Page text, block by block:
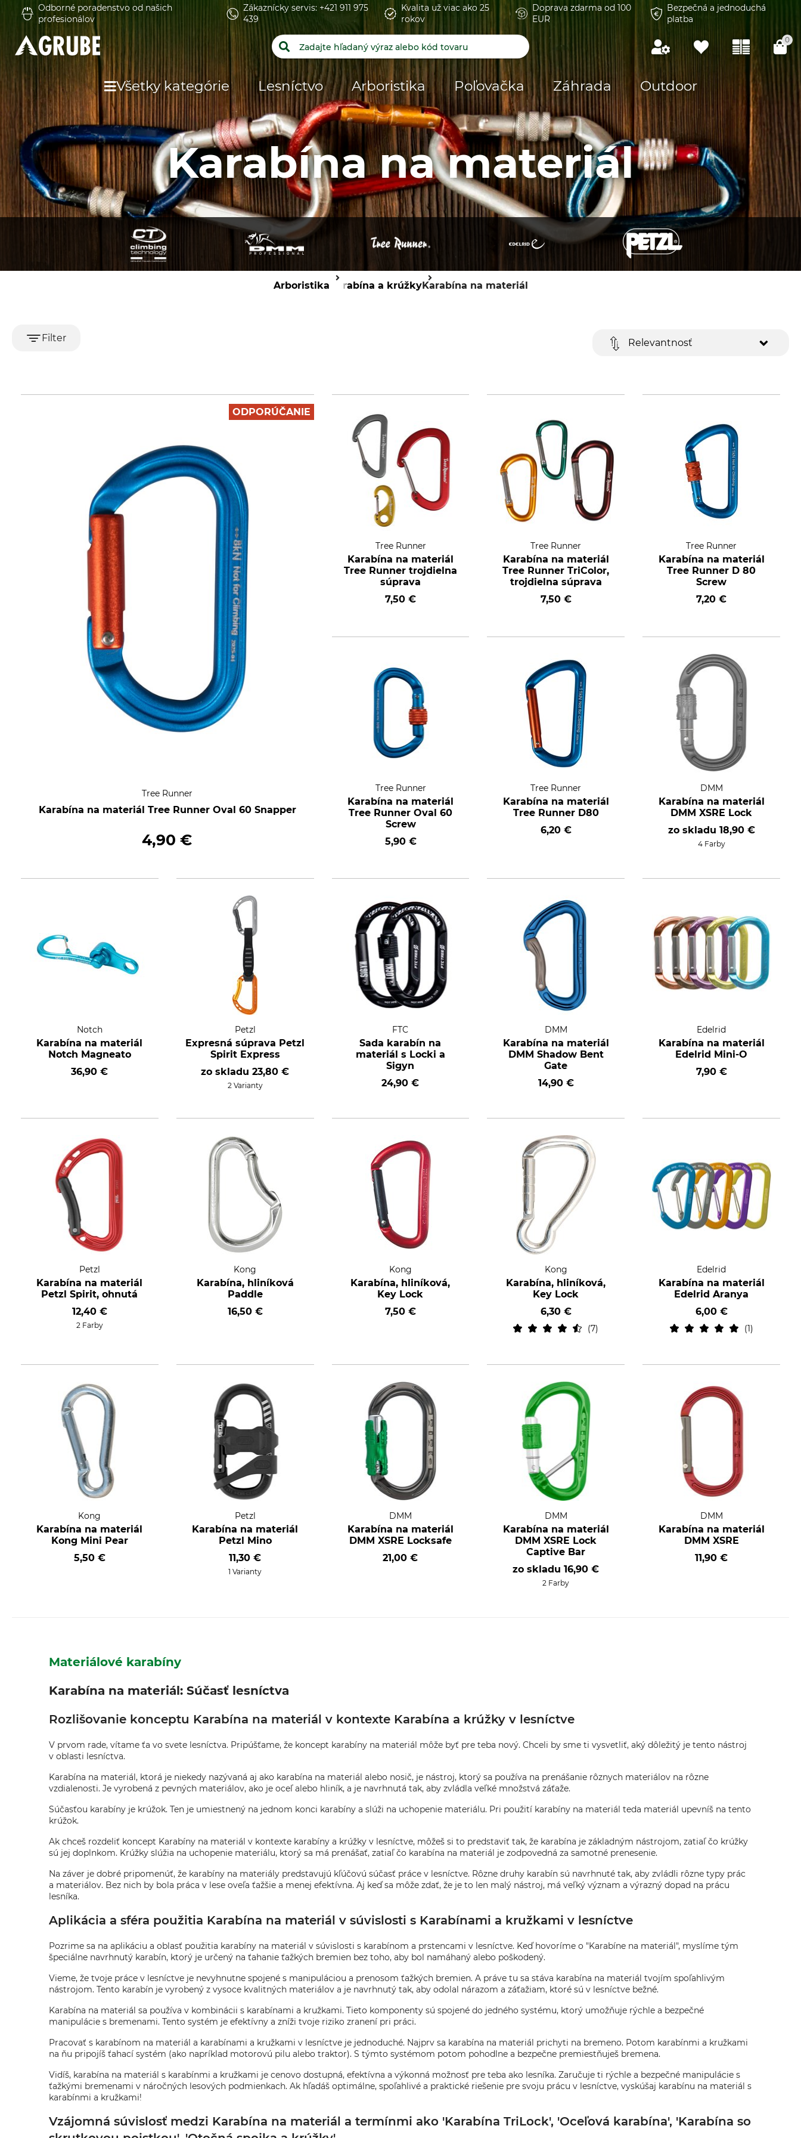
Odborné poradenstvo od našich
profesionálov
Zákaznícky servis: +421 911 975
439
Kvalita už viac ako 25
rokov
Doprava zdarma od 100
EUR
Bezpečná a jednoduchá
platba
0
Všetky kategórie Lesníctvo Arboristika Poľovačka Záhrada Outdoor
Karabína na materiál
Arboristika Karabína a krúžkyKarabína na materiál
Filter Relevantnosť
ODPORÚČANIE
Tree Runner
Karabína na materiál Tree Runner Oval 60 Snapper
4,90 €
Tree Runner
Karabína na materiál
Tree Runner trojdielna
súprava
7,50 €
Tree Runner
Karabína na materiál
Tree Runner TriColor,
trojdielna súprava
7,50 €
Tree Runner
Karabína na materiál
Tree Runner D 80
Screw
7,20 €
Tree Runner
Karabína na materiál
Tree Runner Oval 60
Screw
5,90 €
Tree Runner
Karabína na materiál
Tree Runner D80
6,20 €
DMM
Karabína na materiál
DMM XSRE Lock
zo skladu 18,90 €
4 Farby
Notch
Karabína na materiál
Notch Magneato
36,90 €
Petzl
Expresná súprava Petzl
Spirit Express
zo skladu23,80 €
2 Varianty
FTC
Sada karabín na
materiál s Locki a
Sigyn
24,90 €
DMM
Karabína na materiál
DMM Shadow Bent
Gate
14,90 €
Edelrid
Karabína na materiál
Edelrid Mini-O
7,90 €
Petzl
Karabína na materiál
Petzl Spirit, ohnutá
12,40 €
2 Farby
Kong
Karabína, hliníková
Paddle
16,50 €
Kong
Karabína, hliníková,
Key Lock
7,50 €
Kong
Karabína, hliníková,
Key Lock
6,30 €
7
Edelrid
Karabína na materiál
Edelrid Aranya
6,00 €
1
Kong
Karabína na materiál
Kong Mini Pear
5,50 €
Petzl
Karabína na materiál
Petzl Mino
11,30 €
1 Varianty
DMM
Karabína na materiál
DMM XSRE Locksafe
21,00 €
DMM
Karabína na materiál
DMM XSRE Lock
Captive Bar
zo skladu16,90 €
2 Farby
DMM
Karabína na materiál
DMM XSRE
11,90 €
Materiálové karabíny
Karabína na materiál: Súčasť lesníctva
Rozlišovanie konceptu Karabína na materiál v kontexte Karabína a krúžky v lesníctve
V prvom rade, vítame ťa vo svete lesníctva. Pripúšťame, že koncept karabíny na materiál môže byť pre teba nový. Chceli by sme ti vysvetliť, aký dôležitý je tento nástroj
v oblasti lesníctva.
Karabína na materiál, ktorá je niekedy nazývaná aj ako karabína na materiál alebo nosič, je nástroj, ktorý sa používa na prenášanie rôznych materiálov na rôzne
vzdialenosti. Je vyrobená z pevných materiálov, ako je oceľ alebo hliník, a je navrhnutá tak, aby zvládla veľké množstvá záťaže.
Súčasťou karabíny je krúžok. Ten je umiestnený na jednom konci karabíny a slúži na uchopenie materiálu. Pri použití karabíny na materiál teda materiál upevníš na tento
krúžok.
Ak chceš rozdeliť koncept Karabíny na materiál v kontexte karabíny a krúžky v lesníctve, môžeš si to predstaviť tak, že karabína je základným nástrojom, zatiaľ čo krúžky
sú jej doplnkom. Krúžky slúžia na uchopenie materiálu, ktorý sa má prenášať, zatiaľ čo karabína na materiál je zodpovedná za samotné prenesenie.
Na záver je dobré pripomenúť, že karabíny na materiály predstavujú kľúčovú súčasť práce v lesníctve. Rôzne druhy karabín sú navrhnuté tak, aby zvládli rôzne typy prác
a materiálov. Bez nich by bola práca v lese oveľa ťažšie a menej efektívna. Aj keď sa môže zdať, že je to len malý nástroj, má veľký význam a výrazný dopad na prácu
lesníka.
Aplikácia a sféra použitia Karabína na materiál v súvislosti s Karabínami a kružkami v lesníctve
Pozrime sa na aplikáciu a oblasť použitia karabíny na materiál v súvislosti s karabínom a prstencami v lesníctve. Keď hovoríme o "Karabíne na materiál", myslíme tým
špeciálne navrhnutý karabín, ktorý je určený na ťahanie ťažkých bremien bez toho, aby bol namáhaný alebo poškodený.
Vieme, že tvoje práce v lesníctve je nevyhnutne spojené s manipuláciou a prenosom ťažkých bremien. A práve tu sa stáva karabína na materiál tvojím spoľahlivým
nástrojom. Tento karabín je vyrobený z vysoce kvalitných materiálov a je navrhnutý tak, aby odolal nárazom a záťažiam, ktoré sú v lesníctve bežné.
Karabína na materiál sa používa v kombinácii s karabínami a kružkami. Tieto komponenty sú spojené do jedného systému, ktorý umožňuje rýchle a bezpečné
manipulácie s bremenami. Tento systém je efektívny a zníži tvoje riziko zranení pri práci.
Pracovať s karabínom na materiál a karabínami a kružkami v lesníctve je jednoduché. Najprv sa karabína na materiál prichyti na bremeno. Potom karabínmi a kružkami
na ňu pripojíš ťahací systém (ako napríklad motorovú pilu alebo traktor). S týmto systémom potom pohodlne a bezpečne premiestňuješ bremena.
Vidíš, karabína na materiál s karabínmi a kružkami je cenovo dostupná, efektívna a výkonná možnosť pre teba ako lesníka. Zaručuje ti rýchle a bezpečné manipulácie s
ťažkými bremenami v náročných lesových podmienkach. Ak hľadáš optimálne, spoľahlivé a praktické riešenie pre svoju prácu v lesníctve, vyskúšaj karabínu na materiál s
karabínmi a kružkami!
Vzájomná súvislosť medzi Karabína na materiál a termínmi ako 'Karabína TriLock', 'Oceľová karabína', 'Karabína so